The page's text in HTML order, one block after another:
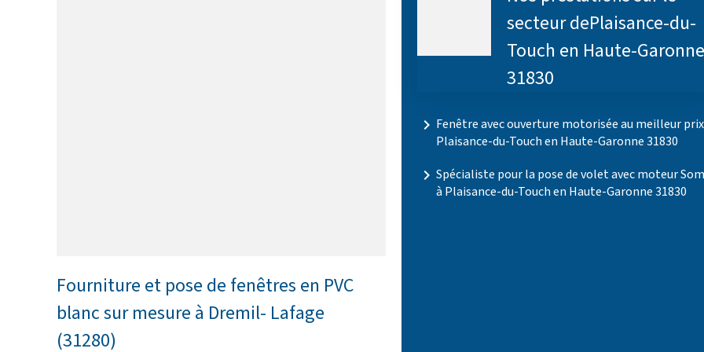
Fourniture et pose de fenêtres en PVC
blanc sur mesure à Dremil- Lafage
(31280)
secteur dePlaisance-du-
Touch en Haute-Garonne
31830
navigate_next Fenêtre avec ouverture motorisée au meilleur
Plaisance-du-Touch en Haute-Garonne 31830
navigate_nextSpécialiste pour la pose de volet avec moteur
à Plaisance-du-Touch en Haute-Garonne 31830